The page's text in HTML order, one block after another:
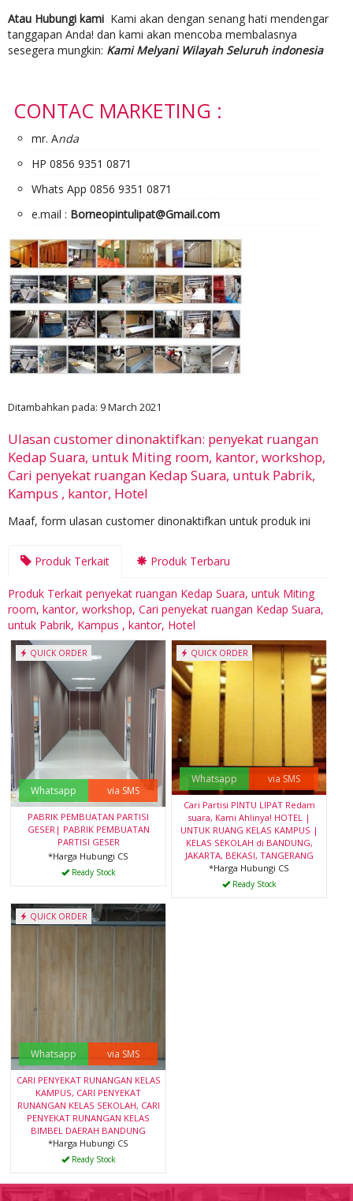
Atau Hubungi kami Kami akan dengan senang hati mendengar
tanggapan Anda! dan kami akan mencoba membalasnya
sesegera mungkin: Kami Melyani Wilayah Seluruh indonesia
CONTAC MARKETING :
mr. Anda
HP 0856 9351 0871
Whats App 0856 9351 0871
e.mail : Borneopintulipat@Gmail.com
Ditambahkan pada: 9 March 2021
Ulasan customer dinonaktifkan: penyekat ruangan
Kedap Suara, untuk Miting room, kantor, workshop,
Cari penyekat ruangan Kedap Suara, untuk Pabrik,
Kampus , kantor, Hotel
Maaf, form ulasan customer dinonaktifkan untuk produk ini
Produk Terkait Produk Terbaru
Produk Terkait penyekat ruangan Kedap Suara, untuk Miting
room, kantor, workshop, Cari penyekat ruangan Kedap Suara,
untuk Pabrik, Kampus , kantor, Hotel
QUICK ORDER
Whatsapp via SMS
PABRIK PEMBUATAN PARTISI
GESER| PABRIK PEMBUATAN
PARTISI GESER
*Harga Hubungi CS
Ready Stock
QUICK ORDER
Whatsapp via SMS
Cari Partisi PINTU LIPAT Redam
suara, Kami Ahlinya! HOTEL |
UNTUK RUANG KELAS KAMPUS |
KELAS SEKOLAH di BANDUNG,
JAKARTA, BEKASI, TANGERANG
*Harga Hubungi CS
Ready Stock
QUICK ORDER
Whatsapp via SMS
CARI PENYEKAT RUNANGAN KELAS
KAMPUS, CARI PENYEKAT
RUNANGAN KELAS SEKOLAH, CARI
PENYEKAT RUNANGAN KELAS
BIMBEL DAERAH BANDUNG
*Harga Hubungi CS
Ready Stock